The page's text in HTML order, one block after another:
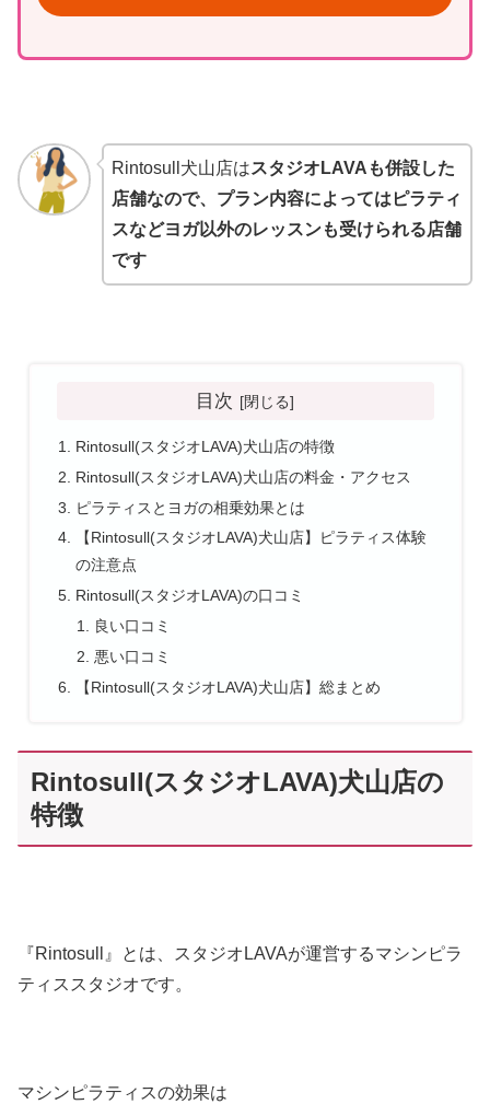
Rintosull犬山店はスタジオLAVAも併設した
店舗なので、プラン内容によってはピラティ
スなどヨガ以外のレッスンも受けられる店舗
です
目次
Rintosull(スタジオLAVA)犬山店の特徴
Rintosull(スタジオLAVA)犬山店の料金・アクセス
ピラティスとヨガの相乗効果とは
【Rintosull(スタジオLAVA)犬山店】ピラティス体験
の注意点
Rintosull(スタジオLAVA)の口コミ
良い口コミ
悪い口コミ
【Rintosull(スタジオLAVA)犬山店】総まとめ
Rintosull(スタジオLAVA)犬山店の
特徴
『Rintosull』とは、スタジオLAVAが運営するマシンピラ
ティススタジオです。
マシンピラティスの効果は